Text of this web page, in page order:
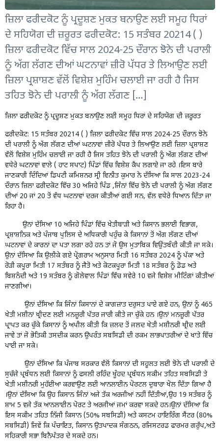
ਜ਼ਿਲਾ ਫਰੀਦਕੋਟ ਨੂੰ ਪ੍ਰਦੂਸ਼ਣ ਮੁਕਤ ਬਨਾਉਣ ਲਈ ਸਮੂਹ ਧਿਰਾਂ
ਦੇ ਸਹਿਯੋਗ ਦੀ ਜ਼ਰੂਰਤ ਫਰੀਦਕੋਟ: 15 ਸਤੰਬਰ 20214 ( )
ਜ਼ਿਲਾ ਫਰੀਦਕੋਟ ਵਿੱਚ ਸਾਲ 2024-25 ਦੌਰਾਨ ਝੋਨੇ ਦੀ ਪਰਾਲੀ
ਨੂੰ ਅੱਗ ਲੱਗਣ ਦੀਆਂ ਘਟਨਾਵਾਂ ਜ਼ੀਰੋ ਪੱਧਰ ਤੇ ਲਿਆਉਣ ਲਈ
ਜ਼ਿਲਾ ਪ੍ਰਸ਼ਾਸ਼ਣ ਵੱਲੋਂ ਵਿਸ਼ੇਸ਼ ਮੁਹਿੰਮ ਚਲਾਈ ਜਾ ਰਹੀ ਹੈ ਜਿਸ
ਤਹਿਤ ਝੋਨੇ ਦੀ ਪਰਾਲੀ ਨੂੰ ਅੱਗ ਲੱਗਣ […]
ਜ਼ਿਲਾ ਫਰੀਦਕੋਟ ਨੂੰ ਪ੍ਰਦੂਸ਼ਣ ਮੁਕਤ ਬਨਾਉਣ ਲਈ ਸਮੂਹ ਧਿਰਾਂ ਦੇ ਸਹਿਯੋਗ ਦੀ ਜ਼ਰੂਰਤ
ਫਰੀਦਕੋਟ: 15 ਸਤੰਬਰ 20214 ( ) ਜ਼ਿਲਾ ਫਰੀਦਕੋਟ ਵਿੱਚ ਸਾਲ 2024-25 ਦੌਰਾਨ ਝੋਨੇ
ਦੀ ਪਰਾਲੀ ਨੂੰ ਅੱਗ ਲੱਗਣ ਦੀਆਂ ਘਟਨਾਵਾਂ ਜ਼ੀਰੋ ਪੱਧਰ ਤੇ ਲਿਆਉਣ ਲਈ ਜ਼ਿਲਾ ਪ੍ਰਸ਼ਾਸ਼ਣ
ਵੱਲੋਂ ਵਿਸ਼ੇਸ਼ ਮੁਹਿੰਮ ਚਲਾਈ ਜਾ ਰਹੀ ਹੈ ਜਿਸ ਤਹਿਤ ਝੋਨੇ ਦੀ ਪਰਾਲੀ ਨੂੰ ਅੱਗ ਲੱਗਣ ਦੀਆਂ
ਵਧੇਰੇ ਘਟਨਾਵਾਂ ਵਾਲੇ ( ਹਾਟ ਸਪਾਟ) ਪਿੰਡਾਂ ਵਿੱਚ ਵਿਸ਼ੇਸ਼ ਕੈਂਪ ਲਗਾਏ ਜਾ ਰਹੇ ।ਇਸ ਬਾਰੇ
ਜਾਣਕਾਰੀ ਦਿੰਦਿਆਂ ਡਿਪਟੀ ਕਮਿਸ਼ਨਰ ਸ੍ਰੀ ਵਿਨੀਤ ਕੁਮਾਰ ਨੇ ਦੱਸਿਆ ਕਿ ਸਾਲ 2023-24
ਦੌਰਾਨ ਜ਼ਿਲਾ ਫਰੀਦਕੋਟ ਵਿੱਚ 30 ਅਜਿਹੇ ਪਿੰਡ ,ਜਿੰਨਾਂ ਵਿੱਚ ਝੋਨੇ ਦੀ ਪਰਾਲੀ ਨੂੰ ਅੱਗ ਲੱਗਣ
ਦੀਆਂ 20 ਜਾਂ 20 ਤੋਂ ਵੱਧ ਘਟਨਾਵਾਂ ਦਰਜ ਕੀਤੀਆਂ ਗਈ ਸਨ, ਵੱਲ ਵਧੇਰੇ ਧਿਆਨ ਦਿੱਤਾ ਜਾ
ਰਿਹਾ ਹੈ।
ਉਨਾਂ ਦੱਸਿਆ 10 ਅਜਿਹੇ ਪਿੰਡਾਂ ਵਿੱਚ ਖੇਤੀਬਾੜੀ ਅਤੇ ਕਿਸਾਨ ਭਲਾਈ ਵਿਭਾਗ,
ਪ੍ਰਸ਼ਾਸ਼ਨਿਕ ਅਤੇ ਪੰਜਾਬ ਪੁਲਿਸ ਦੇ ਅਧਿਕਾਰੀ ਪਹੁੰਚ ਕੇ ਕਿਸਾਨਾਂ ਤੋਂ ਅੱਗ ਲੱਗਣ ਦੀਆਂ
ਘਟਨਾਵਾਂ ਦੇ ਕਾਰਨਾਂ ਦਾ ਪਤਾ ਲਗਾ ਰਹੇ ਹਨ ਤਾਂ ਜੋ ਉਸ ਮੁਤਾਬਿਕ ਵਿਉਂਤਬੰਦੀ ਕੀਤੀ ਜਾ ਸਕੇ।
ਉਨਾਂ ਦੱਸਿਆ ਕਿ ਉਲੀਕੇ ਗਏ ਪ੍ਰੋਗਰਾਮ ਅਨੁਸਾਰ ਮਿਤੀ 16 ਸਤੰਬਰ 2024 ਨੂੰ ਪੱਕਾ ਅਤੇ
ਰੋੜੀ ਕਪੂਰਾ ਮਿਤੀ 17 ਸਤੰਬਰ ਨੂੰ ਜੈਤੋ ਅਤੇ ਕੋਟਕਪੂਰਾ ਮਿਤੀ 18 ਸਤੰਬਰ ਨੂੰ ਡੋਡ ਅਤੇ
ਬਿਸ਼ਨੰਦੀ ਅਤੇ 19 ਸਤੰਬਰ ਨੂੰ ਗੋਲੇਵਾਲ ਪਿੰਡਾਂ ਵਿੱਚ ਸਵੇਰੇ 10 ਵਜੇ ਵਿਸ਼ੇਸ਼ ਮੀਟਿੰਗਾਂ ਕੀਤੀਆਂ
ਜਾਣਗੀਆਂ।
ਉਨਾਂ ਦੱਸਿਆ ਕਿ ਜਿੰਨਾਂ ਕਿਸਾਨਾਂ ਦੇ ਕਾਗਜ਼ਾਤ ਦਰੁਸਤ ਪਾਏ ਗਏ ਹਨ, ਉਨਾਂ ਨੂੰ 465
ਖੇਤੀ ਮਸ਼ੀਨਾਂ ਖ੍ਰੀਦਣ ਲਈ ਮਨਜ਼ੂਰੀ ਪੱਤਰ ਜਾਰੀ ਕੀਤੇ ਜਾ ਚੁੱਕੇ ਹਨ ।ਉਨਾਂ ਮਨਜ਼ੂਰੀ ਪੱਤਰ
ਪ੍ਰਾਪਤ ਕਰ ਚੁੱਕੇ ਕਿਸਾਨਾਂ ਨੂੰ ਅਪੀਲ ਕੀਤੀ ਕਿ ਜ਼ਲਦ ਤੋਂ ਜਲਦ ਖੇਤੀ ਮਸ਼ੀਨਰੀ ਖ੍ਰੀਦ ਲਈ
ਜਾਵੇ ਤਾਂ ਜੋ ਭੋਤਿਕੀ ਤਸਦੀਕ ਕਰਨ ਉਪਰੰਤ ਸਬਸਿਡੀ ਦੀ ਰਕਮ ਲਾਭਪਾਤਰੀਆਂ ਦੇ ਖਾਤੇ ਵਿੱਚ
ਪਾਈ ਜਾ ਸਕੇ।
ਉਨਾਂ ਦੱਸਿਆ ਕਿ ਪੰਜਾਬ ਸਰਕਾਰ ਵੱਲੋਂ ਕਿਸਾਨਾਂ ਦੀ ਸਹੂਲਤ ਲਈ ਝੋਨੇ ਦੀ ਪਰਾਲੀ ਦੇ
ਸੁਚੱਜੇ ਪ੍ਰਬੰਧਨ ਲਈ ਕਿਸਾਨਾਂ ਨੂੰ ਫਸਲੀ ਰਹਿੰਦ ਖੂੰਹਦ ਪ੍ਰਬੰਧਨ ਸਕੀਮ ਤਹਿਤ ਸਬਸਿਡੀ ਤੇ
ਖੇਤੀ ਮਸ਼ੀਨਰੀ ਮੁਹੱਈਆ ਕਰਵਾਉਣ ਲਈ ਆਨਲਾਈਨ ਪੋਰਟਲ ਦੁਬਾਰਾ ਖੋਲ ਦਿੱਤਾ ਗਿਆ ਹੈ
।ਉਨਾਂ ਦੱਸਿਆ ਕਿ ਉਹ ਕਿਸਾਨ ਜਿੰਨਾਂ ਅਜੇ ਤੱਕ ਅਰਜੀਆਂ ਨਹੀਂ ਦਿੱਤੀਆਂ,ਉਹ 19 ਸਤੰਬਰ ਨੂੰ
ਸ਼ਾਮ 5 ਵਜੇ ਤੱਕ ਆਨਲਾਈਨ ਪੋਰਟ ਤੇ ਅਰਜੀਆਂ ਜਮਾਂ ਕਰਵਾ ਸਕਦੇ ਹਨ।ਉਨਾਂ ਦੱਸਿਆ ਕਿ
ਇਸ ਸਕੀਮ ਤਹਿਤ ਨਿੱਜੀ ਕਿਸਾਨ (50% ਸਬਸਿਡੀ) ਅਤੇ ਕਸਟਮ ਹਾਇਰਿੰਗ ਸੈਂਟਰ (80%
ਸਬਸਿਡੀ) ਜਿਵੇਂ ਕਿ ਪੰਚਾਇਤ, ਕਿਸਾਨ ਉਤਪਾਦਕ ਸੰਗਠਨ, ਰਜਿਸਟਰਡ ਫਾਰਮਰ ਗਰੁੱਪ,ਅਤੇ
ਸਹਿਕਾਰੀ ਸਭਾ ਬਿਨੈਪੱਤਰ ਦੇ ਸਕਦੇ ਹਨ।